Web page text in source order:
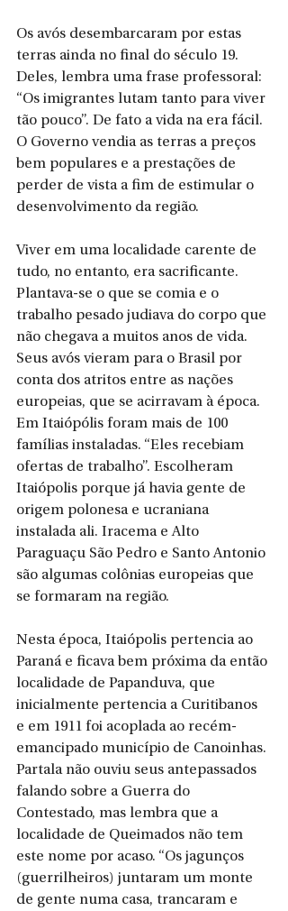
Os avós desembarcaram por estas
terras ainda no final do século 19.
Deles, lembra uma frase professoral:
“Os imigrantes lutam tanto para viver
tão pouco”. De fato a vida na era fácil.
O Governo vendia as terras a preços
bem populares e a prestações de
perder de vista a fim de estimular o
desenvolvimento da região.
Viver em uma localidade carente de
tudo, no entanto, era sacrificante.
Plantava-se o que se comia e o
trabalho pesado judiava do corpo que
não chegava a muitos anos de vida.
Seus avós vieram para o Brasil por
conta dos atritos entre as nações
europeias, que se acirravam à época.
Em Itaiópólis foram mais de 100
famílias instaladas. “Eles recebiam
ofertas de trabalho”. Escolheram
Itaiópolis porque já havia gente de
origem polonesa e ucraniana
instalada ali. Iracema e Alto
Paraguaçu São Pedro e Santo Antonio
são algumas colônias europeias que
se formaram na região.
Nesta época, Itaiópolis pertencia ao
Paraná e ficava bem próxima da então
localidade de Papanduva, que
inicialmente pertencia a Curitibanos
e em 1911 foi acoplada ao recém-
emancipado município de Canoinhas.
Partala não ouviu seus antepassados
falando sobre a Guerra do
Contestado, mas lembra que a
localidade de Queimados não tem
este nome por acaso. “Os jagunços
(guerrilheiros) juntaram um monte
de gente numa casa, trancaram e